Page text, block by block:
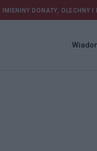
IMIENINY DONATY, OLECHNY